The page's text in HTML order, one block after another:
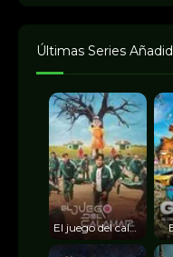
Últimas Series
El juego del calamar